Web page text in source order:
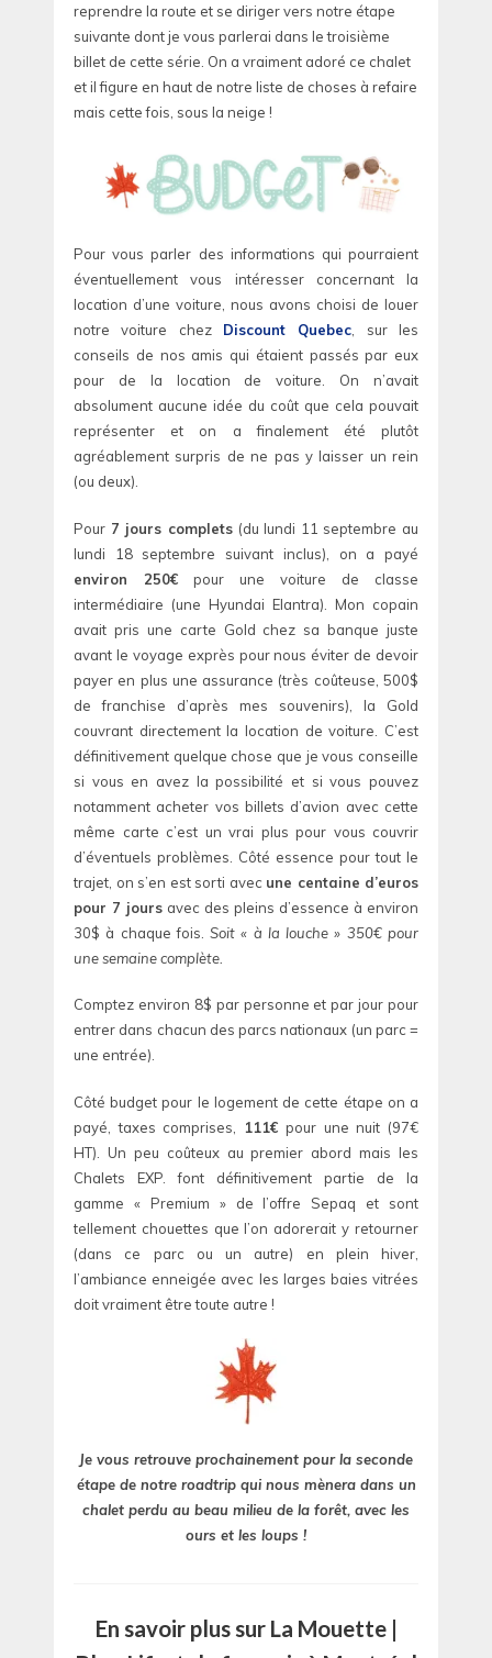
reprendre la route et se diriger vers notre étape
suivante dont je vous parlerai dans le troisième
billet de cette série. On a vraiment adoré ce chalet
et il figure en haut de notre liste de choses à refaire
mais cette fois, sous la neige !
Pour vous parler des informations qui pourraient
éventuellement vous intéresser concernant la
location d’une voiture, nous avons choisi de louer
notre voiture chez Discount Quebec, sur les
conseils de nos amis qui étaient passés par eux
pour de la location de voiture. On n’avait
absolument aucune idée du coût que cela pouvait
représenter et on a finalement été plutôt
agréablement surpris de ne pas y laisser un rein
(ou deux).
Pour 7 jours complets(du lundi 11 septembre au
lundi 18 septembre suivant inclus), on a payé
environ 250€ pour une voiture de classe
intermédiaire (une Hyundai Elantra). Mon copain
avait pris une carte Gold chez sa banque juste
avant le voyage exprès pour nous éviter de devoir
payer en plus une assurance (très coûteuse, 500$
de franchise d’après mes souvenirs), la Gold
couvrant directement la location de voiture. C’est
définitivement quelque chose que je vous conseille
si vous en avez la possibilité et si vous pouvez
notamment acheter vos billets d’avion avec cette
même carte c’est un vrai plus pour vous couvrir
d’éventuels problèmes. Côté essence pour tout le
trajet, on s’en est sorti avec une centaine d’euros
pour 7 jours avec des pleins d’essence à environ
30$ à chaque fois.Soit « à la louche » 350€ pour
une semaine complète.
Comptez environ 8$ par personne et par jour pour
entrer dans chacun des parcs nationaux (un parc =
une entrée).
Côté budget pour le logement de cette étape on a
payé, taxes comprises,
111€ pour une nuit (97€
HT). Un peu coûteux au premier abord mais les
Chalets EXP. font définitivement partie de la
gamme « Premium » de l’offre Sepaq et sont
tellement chouettes que l’on adorerait y retourner
(dans ce parc ou un autre) en plein hiver,
l’ambiance enneigée avec les larges baies vitrées
doit vraiment être toute autre !
Je vous retrouve prochainement pour la seconde
étape de notre roadtrip qui nous mènera dans un
chalet perdu au beau milieu de la forêt, avec les
ours et les loups !
En savoir plus sur La Mouette |